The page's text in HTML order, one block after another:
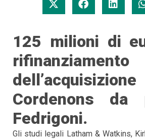
125 milioni di
rifinanziamento
Cordenons
Fedrigoni.
Gli studi legali Latham & Watkins,